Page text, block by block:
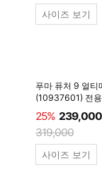
사이즈 보기
푸마 퓨처 9 얼티
(10937601) 전
양말 #
25% 239,000
319,000
사이즈 보기